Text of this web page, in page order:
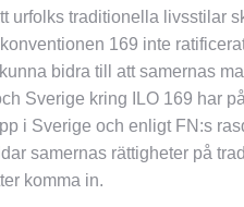
urfolks traditionella livsstilar
169 inte
bidra till att samernas
Sverige kring ILO 169 har
i Sverige och enligt FN:s
samernas rättigheter på
komma in.